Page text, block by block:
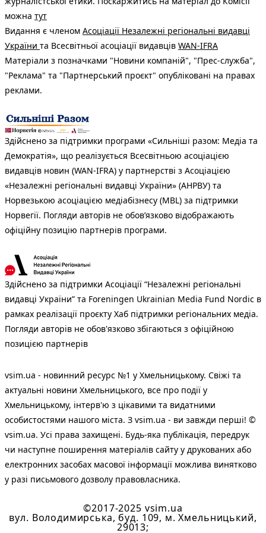
прикрываются пафосной "типа" интилегенцыей, что вот так
прям все за правосудие, а сами бы не дай Бог оказавшись в
такой ситуации поступали точно также!!!!!!!!!!!!
можна тут
Видання є членом Асоціації Незалежні регіональні видавці
України та Всесвітньої асоціації видавців WAN-IFRA
Матеріали з позначками "Новини компаній", "Прес-служба",
"Реклама" та "Партнерський проєкт" опубліковані на правах
реклами.
Здійснено за підтримки програми «Сильніші разом: Медіа та
Демократія», що реалізується Всесвітньою асоціацією
видавців новин (WAN-IFRA) у партнерстві з Асоціацією
«Незалежні регіональні видавці України» (АНРВУ) та
Норвезькою асоціацією медіабізнесу (MBL) за підтримки
Норвегії. Погляди авторів не обов’язково відображають
офіційну позицію партнерів програми.
Здійснено за підтримки Асоціації “Незалежні регіональні
видавці України” та Foreningen Ukrainian Media Fund Nordic в
рамках реалізації проєкту Хаб підтримки регіональних медіа.
Погляди авторів не обов'язково збігаються з офіційною
позицією партнерів
vsim.ua - новинний ресурс №1 у Хмельницькому. Свіжі та
актуальні новини Хмельницького, все про події у
Хмельницькому, інтерв'ю з цікавими та видатними
особистостями нашого міста. З vsim.ua - ви завжди перші! ©
vsim.ua. Усі права захищені. Будь-яка публiкацiя, передрук
чи наступне поширення матеріалів сайту у друкованих або
електронних засобах масової інформації можлива винятково
у разі письмового дозволу правовласника.
©2017-2025 vsim.ua
вул. Володимирська, буд. 109, м. Хмельницький,
29013;